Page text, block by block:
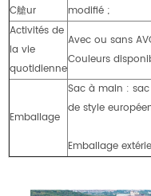
C艙ur
modifié ;
Activités de
la vie
quotidienne
Avec ou sans
Couleurs
Emballage
Sac à main :
de style
Emballage